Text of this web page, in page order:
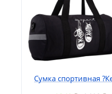
Сумка спортивная